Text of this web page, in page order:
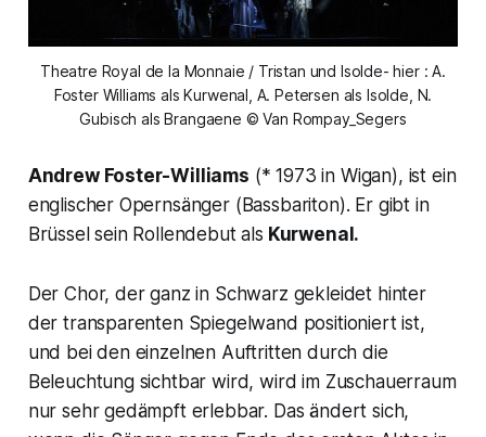
Theatre Royal de la Monnaie / Tristan und Isolde- hier : A.
Foster Williams als Kurwenal, A. Petersen als Isolde, N.
Gubisch als Brangaene © Van Rompay_Segers
Andrew Foster-Williams (* 1973 in Wigan), ist ein
englischer Opernsänger (Bassbariton). Er gibt in
Brüssel sein Rollendebut als Kurwenal.
Der Chor, der ganz in Schwarz gekleidet hinter
der transparenten Spiegelwand positioniert ist,
und bei den einzelnen Auftritten durch die
Beleuchtung sichtbar wird, wird im Zuschauerraum
nur sehr gedämpft erlebbar. Das ändert sich,